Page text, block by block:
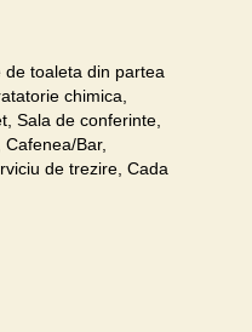
de toaleta din partea
chimica,
Sala de conferinte,
Bar,
de trezire, Cada